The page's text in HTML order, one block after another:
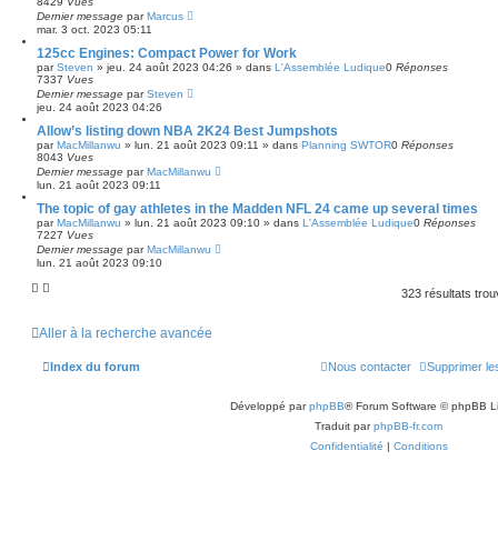
Dernier message parMarcus
mar. 3 oct. 2023 05:11
125cc Engines: Compact Power for Work
parSteven » jeu. 24 août 2023 04:26 » dans L'Assemblée Ludique0 Réponses
7337 Vues
Dernier message parSteven
jeu. 24 août 2023 04:26
Allow’s listing down NBA 2K24 Best Jumpshots
parMacMillanwu » lun. 21 août 2023 09:11 » dans Planning SWTOR0 Réponses
8043 Vues
Dernier message parMacMillanwu
lun. 21 août 2023 09:11
The topic of gay athletes in the Madden NFL 24 came up several times
parMacMillanwu » lun. 21 août 2023 09:10 » dans L'Assemblée Ludique0 Réponses
7227 Vues
Dernier message parMacMillanwu
lun. 21 août 2023 09:10
323 résultats
Aller à la recherche avancée
Index du forum Supprimer
Nous contacter
Développé parphpBB® Forum Software © phpBB
Traduit parphpBB-fr.com
Confidentialité | Conditions